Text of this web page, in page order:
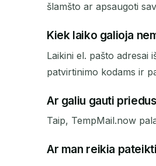
šlamšto ar apsaugoti
Kiek laiko galioja
Laikini el. pašto adresai
patvirtinimo kodams ir
Ar galiu gauti
Taip, TempMail.now
Ar man reikia